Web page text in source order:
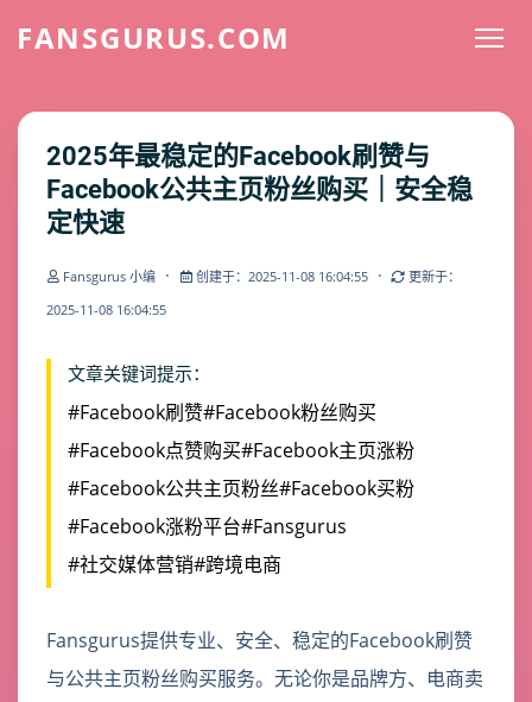
FANSGURUS.COM
2025年最稳定的Facebook刷赞与
Facebook公共主页粉丝购买｜安全稳
定快速
Fansgurus 小编 · 创建于：2025-11-08 16:04:55 ·
更新于：
2025-11-08 16:04:55
文章关键词提示：
#Facebook刷赞#Facebook粉丝购买
#Facebook点赞购买#Facebook主页涨粉
#Facebook公共主页粉丝#Facebook买粉
#Facebook涨粉平台#Fansgurus
#社交媒体营销#跨境电商
Fansgurus提供专业、安全、稳定的Facebook刷赞
与公共主页粉丝购买服务。无论你是品牌方、电商卖